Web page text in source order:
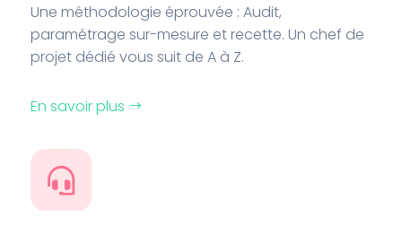
Une méthodologie éprouvée : Audit,
paramétrage sur-mesure et recette. Un chef de
projet dédié vous suit de A à Z.
En savoir plus